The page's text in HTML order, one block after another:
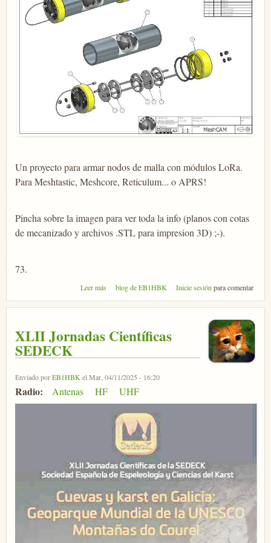
Un proyecto para armar nodos de malla con módulos LoRa.
Para Meshtastic, Meshcore, Reticulum... o APRS!
Pincha sobre la imagen para ver toda la info (planos con cotas
de mecanizado y archivos .STL para impresion 3D) ;-).
73.
Leer más sobre Nodo MeshCAM
blog de EB1HBK Inicie sesión para comentar
XLII Jornadas Científicas
SEDECK
Enviado porEB1HBK el Mar, 04/11/2025 - 16:20
Radio: Antenas HF UHF